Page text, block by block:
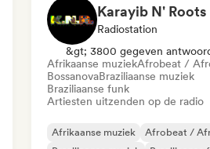
Karayib N' Roots
Radiostation
&gt; 3800 gegeven
Afrikaanse muziekAfrobeat /
BossanovaBraziliaanse muziek
Braziliaanse funk
Artiesten uitzenden op de radio
Afrikaanse muziek
Afrobeat /